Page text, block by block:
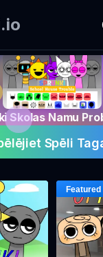
.io
Skolas Namu
Spēli